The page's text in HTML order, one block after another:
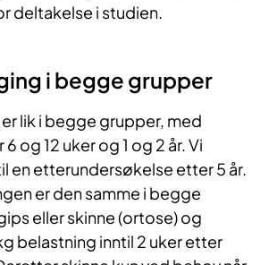
deltakelse i studien.
i begge grupper
lik i begge grupper, med
og 12 uker og 1 og 2 år. Vi
en etterundersøkelse etter 5 år.
er den samme i begge
eller skinne (ortose) og
belastning inntil 2 uker etter